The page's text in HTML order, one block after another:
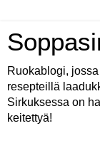
Ruokablogi,
resepteillä
Sirkuksessa on
keitettyä!